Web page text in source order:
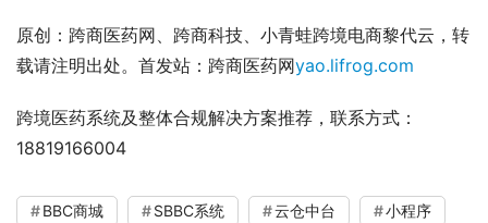
原创：跨商医药网、跨商科技、小青蛙跨境电商黎代云，转
载请注明出处。首发站：跨商医药网yao.lifrog.com
跨境医药系统及整体合规解决方案推荐，联系方式：
18819166004
BBC商城 SBBC系统 云仓中台
小程序